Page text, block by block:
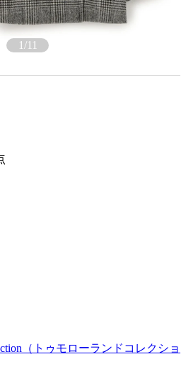
1/11
（トゥモローランドコレクショ